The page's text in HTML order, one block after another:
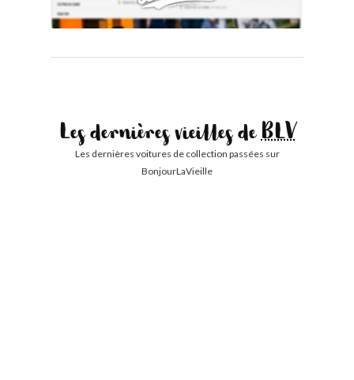
Les dernières vieilles deBLV
Les dernières voitures de collection passées sur
BonjourLaVieille